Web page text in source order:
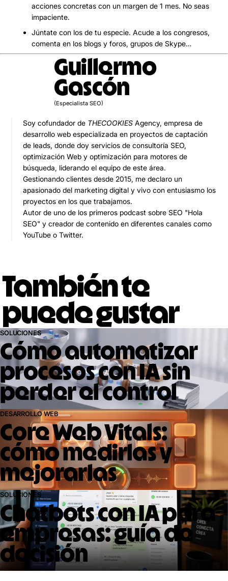
acciones concretas con un margen de 1 mes. No seas
impaciente.
Júntate con los de tu especie. Acude a los congresos,
comenta en los blogs y foros, grupos de Skype…
Guillermo
Gascón
(Especialista SEO)
Soy cofundador de THECOOKIES Agency, empresa de
desarrollo web especializada en proyectos de captación
de leads, donde doy servicios de consultoría SEO,
optimización Web y optimización para motores de
búsqueda, liderando el equipo de este área.
Gestionando clientes desde 2015, me declaro un
apasionado del marketing digital y vivo con entusiasmo los
proyectos en los que trabajamos.
Autor de uno de los primeros podcast sobre SEO "Hola
SEO" y creador de contenido en diferentes canales como
YouTube o Twitter.
También te
puede gustar
SOLUCIONES
Cómo automatizar
procesos con IA sin
perder el control
DESARROLLO WEB
Core Web Vitals:
cómo medirlas y
mejorarlas
SOLUCIONES
Chatbots con IA para
empresas: guía de
decisión